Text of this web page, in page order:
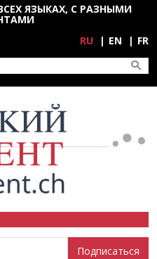
ЯЗЫКАХ, С РАЗНЫМИ
RU EN FR